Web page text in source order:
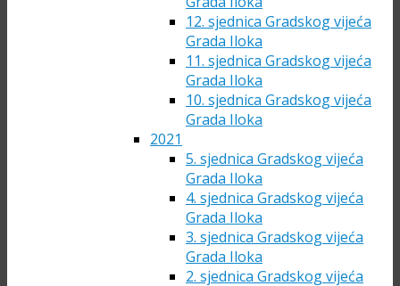
12. sjednica Gradskog vijeća
Grada Iloka
11. sjednica Gradskog vijeća
Grada Iloka
10. sjednica Gradskog vijeća
Grada Iloka
2021
5. sjednica Gradskog vijeća
Grada Iloka
4. sjednica Gradskog vijeća
Grada Iloka
3. sjednica Gradskog vijeća
Grada Iloka
2. sjednica Gradskog vijeća